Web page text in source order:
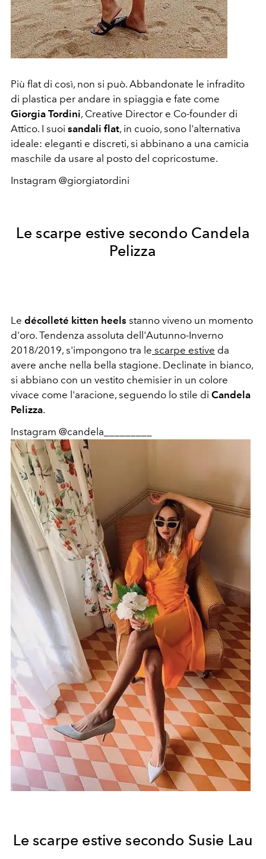
Più flat di così, non si può. Abbandonate le infradito
di plastica per andare in spiaggia e fate come
Giorgia Tordini, Creative Director e Co-founder di
Attico. I suoi sandali flat, in cuoio, sono l'alternativa
ideale: eleganti e discreti, si abbinano a una camicia
maschile da usare al posto del copricostume.
Instagram @giorgiatordini
Le scarpe estive secondo Candela
Pelizza
Le décolleté kitten heels stanno viveno un momento
d'oro. Tendenza assoluta dell'Autunno-Inverno
2018/2019, s'impongono tra le scarpe estive da
avere anche nella bella stagione. Declinate in bianco,
si abbiano con un vestito chemisier in un colore
vivace come l'aracione, seguendo lo stile di Candela
Pelizza.
Instagram @candela_________
Le scarpe estive secondo Susie Lau